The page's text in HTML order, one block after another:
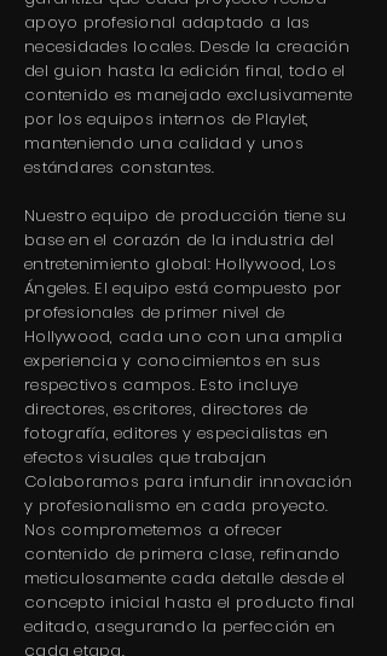
apoyo profesional adaptado a las
necesidades locales. Desde la creación
del guion hasta la edición final, todo el
contenido es manejado exclusivamente
por los equipos internos de Playlet,
manteniendo una calidad y unos
estándares constantes.
Nuestro equipo de producción tiene su
base en el corazón de la industria del
entretenimiento global: Hollywood, Los
Ángeles. El equipo está compuesto por
profesionales de primer nivel de
Hollywood, cada uno con una amplia
experiencia y conocimientos en sus
respectivos campos. Esto incluye
directores, escritores, directores de
fotografía, editores y especialistas en
efectos visuales que trabajan
Colaboramos para infundir innovación
y profesionalismo en cada proyecto.
Nos comprometemos a ofrecer
contenido de primera clase, refinando
meticulosamente cada detalle desde el
concepto inicial hasta el producto final
editado, asegurando la perfección en
cada etapa.